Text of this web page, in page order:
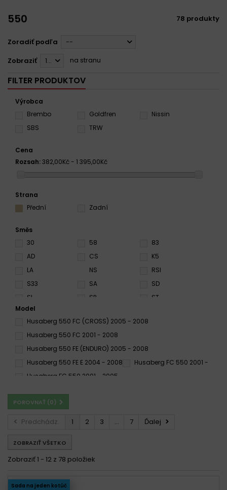
550 78 produkty
Zoradiť podľa
--
Zobraziť
12 na stranu
FILTER PRODUKTOV
Výrobca
Brembo
Goldfren
Nissin
SBS
TRW
Cena
Rozsah:382,00Kč - 1 395,00Kč
Strana
Přední
Zadní
Směs
30
58
83
AD
CS
K5
LA
NS
RSI
S33
SA
SD
SI
SP
ST
SX
Model
Husaberg 550 FC (CROSS) 2005 - 2008
Husaberg 550 FC 2001 - 2008
Husaberg 550 FE (ENDURO) 2005 - 2008
Husaberg 550 FE E 2004 - 2008
Husaberg FC 550 2001 -
Husaberg FC 550 2001 - 2005
Husaberg FC 550 2004 - 2008
Husaberg FE 550 e 2004 -
Husaberg FE 550/E 2004-2008
POROVNAŤ (0)
Predchádz. 1 2 3 ... 7 Ďalej
ZOBRAZIŤ VŠETKO
Zobraziť 1 - 12 z 78 položiek
Sada na jeden kotúč